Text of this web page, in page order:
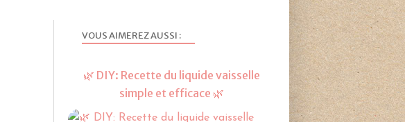
VOUS AIMEREZ AUSSI :
🌿 DIY: Recette du liquide vaisselle
simple et efficace 🌿